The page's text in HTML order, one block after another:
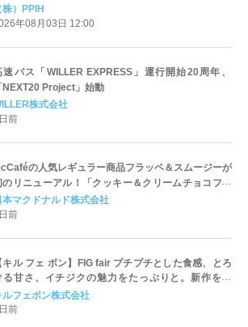
夏福袋」＆セール 8月6日(木)より順次スタート
株）PPIH
年08月03日 12:00
速バス「WILLER EXPRESS」運行開始20周年、
NEXT20 Project」始動
株式会社
前
の人気レギュラー商品フラッペ＆スムージーが
のリニューアル！「クッキー＆クリームチョコフラ
ペ」「マンゴースムージー」8月5日（水）から販売
始
本マクドナルド株式会社
前
キル フェ ボン】FIG fair プチプチとした食感、とろ
る甘さ、イチジクの魅力をたっぷりと。新作を含
、イチジク尽くしの全4種が登場8月20日（木）スタ
ト
ルフェボン株式会社
前